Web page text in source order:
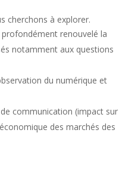
cherchons à explorer.
renouvelé la
notamment aux questions
du numérique et
communication (impact sur
des marchés des